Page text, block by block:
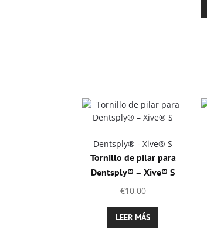
Dentsply® - Xive® S
Tornillo de pilar para
Dentsply® – Xive® S
€10,00
LEER MÁS